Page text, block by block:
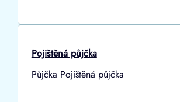
Pojištěná půjčka
Půjčka Pojištěná půjčka